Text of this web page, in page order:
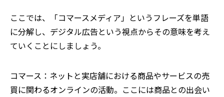
ここでは、「コマースメディア」というフレーズを単語
に分解し、デジタル広告という視点からその意味を考え
ていくことにしましょう。
コマース：ネットと実店舗における商品やサービスの売
買に関わるオンラインの活動。ここには商品との出会い